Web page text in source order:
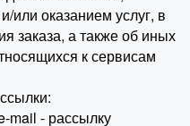
или оказанием услуг, в
заказа, а также об иных
к сервисам
mail - рассылку